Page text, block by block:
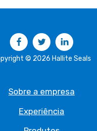
FacebookTwitter
© 2026 Hallite Seals
Sobre a empresa
Experiência